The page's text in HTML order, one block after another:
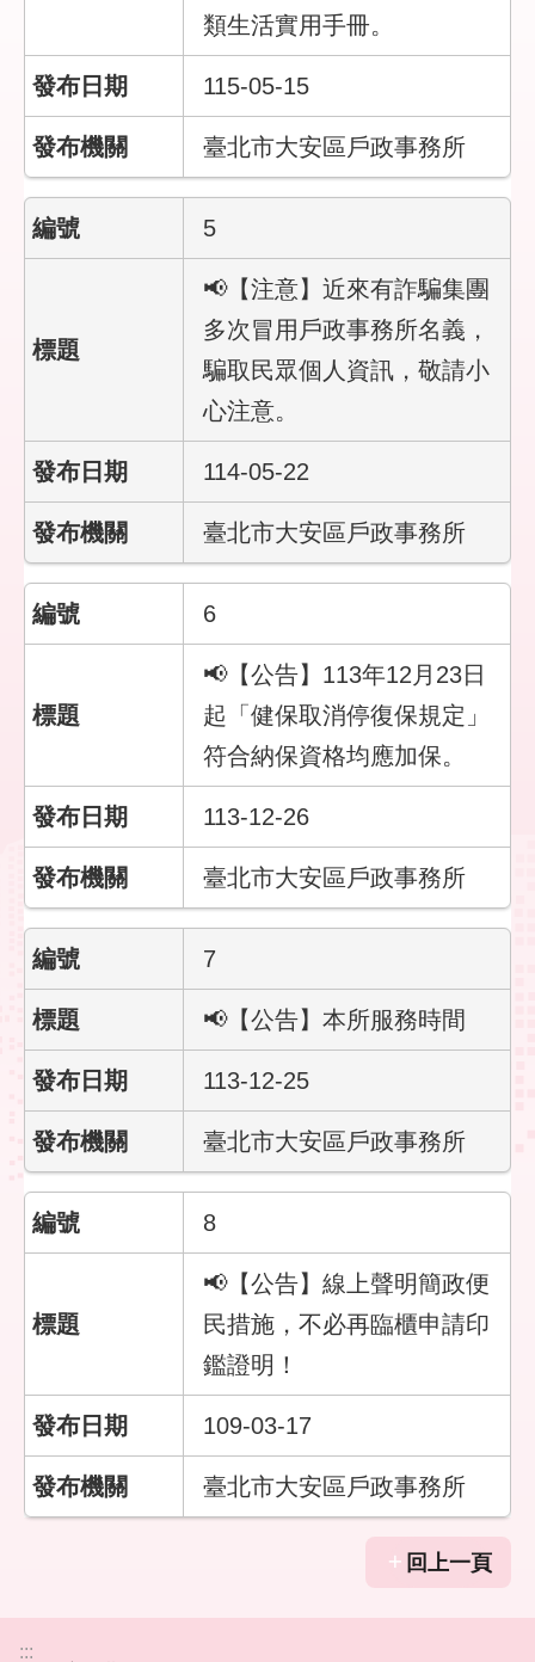
民
政
臺
北
市
臺
北
站
安
全
政
保
策
政
府
站
資
料
放
宣
告
客
信
箱
類生活實用手冊。
115-05-15
臺北市大安區戶政事務所
5
📢【注意】近來有詐騙集團
多次冒用戶政事務所名義，
騙取民眾個人資訊，敬請小
心注意。
114-05-22
臺北市大安區戶政事務所
6
📢【公告】113年12月23日
起「健保取消停復保規定」
符合納保資格均應加保。
113-12-26
臺北市大安區戶政事務所
7
📢【公告】本所服務時間
113-12-25
臺北市大安區戶政事務所
8
📢【公告】線上聲明簡政便
民措施，不必再臨櫃申請印
鑑證明！
109-03-17
臺北市大安區戶政事務所
回上一頁
:::